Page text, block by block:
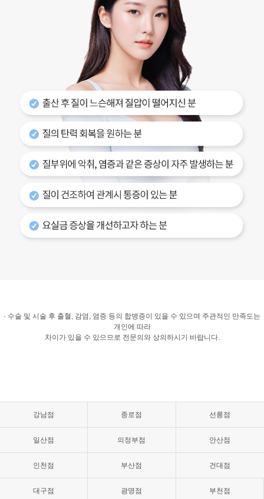
· 수술 및 시술 후 출혈, 감염, 염증 등의 합병증이 있을 수 있으며 주관적인 만족도는
개인에 따라
차이가 있을 수 있으므로 전문의와 상의하시기 바랍니다.
강남점 종로점 선릉점
일산점 의정부점 안산점
인천점 부산점 건대점
대구점 광명점 부천점